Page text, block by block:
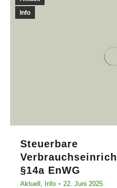
Info
Steuerbare
§14a EnWG
Aktuell Info 22. Juni 2025